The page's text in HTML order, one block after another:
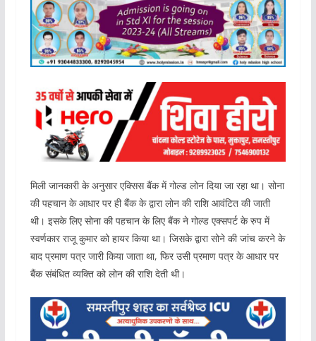
मिली जानकारी के अनुसार एक्सिस बैंक में गोल्ड लोन दिया जा रहा था। सोना
की पहचान के आधार पर ही बैंक के द्वारा लोन की राशि आवंटित की जाती
थी। इसके लिए सोना की पहचान के लिए बैंक ने गोल्ड एक्सपर्ट के रुप में
स्वर्णकार राजू कुमार को हायर किया था। जिसके द्वारा सोने की जांच करने के
बाद प्रमाण पत्र जारी किया जाता था, फिर उसी प्रमाण पत्र के आधार पर
बैंक संबंधित व्यक्ति को लोन की राशि देती थी।